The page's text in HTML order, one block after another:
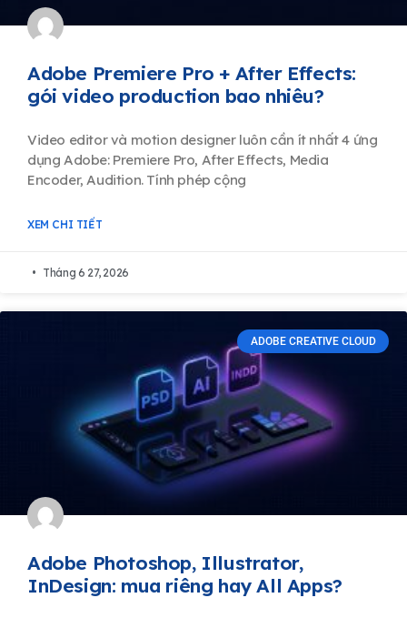
Adobe Premiere Pro + After Effects:
gói video production bao nhiêu?
Video editor và motion designer luôn cần ít nhất 4 ứng
dụng Adobe: Premiere Pro, After Effects, Media
Encoder, Audition. Tính phép cộng
XEM CHI TIẾT
Tháng 6 27, 2026
ADOBE CREATIVE CLOUD
Adobe Photoshop, Illustrator,
InDesign: mua riêng hay All Apps?